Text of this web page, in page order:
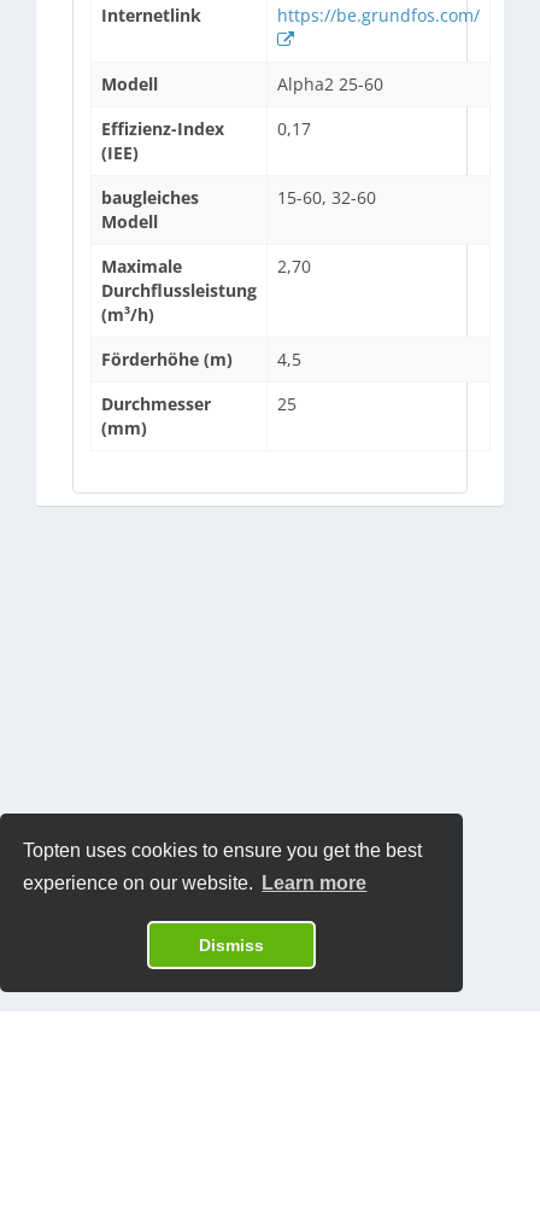
Topten uses cookies to ensure you get the best
experience on our website.
Learn more
Dismiss
Internetlink
https://be.grundfos.com/
Modell
Alpha2 25-60
Effizienz-Index
(IEE)
0,17
baugleiches
Modell
15-60, 32-60
Maximale
Durchflussleistung
(m³/h)
2,70
Förderhöhe (m)
4,5
Durchmesser
(mm)
25